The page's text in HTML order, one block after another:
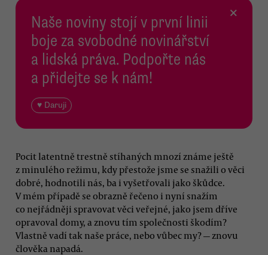
Naše noviny stojí v první linii
boje za svobodné novinářství
a lidská práva. Podpořte nás
a přidejte se k nám!
♥ Daruji
×
Pocit latentně trestně stíhaných mnozí známe ještě
z minulého režimu, kdy přestože jsme se snažili o věci
dobré, hodnotili nás, ba i vyšetřovali jako škůdce.
V mém případě se obrazně řečeno i nyní snažím
co nejřádněji spravovat věci veřejné, jako jsem dříve
opravoval domy, a znovu tím společnosti škodím?
Vlastně vadí tak naše práce, nebo vůbec my? — znovu
člověka napadá.